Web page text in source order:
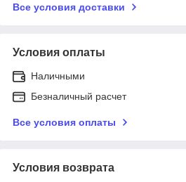
Все условия доставки
Условия оплаты
Наличными
Безналичный расчет
Все условия оплаты
Условия возврата